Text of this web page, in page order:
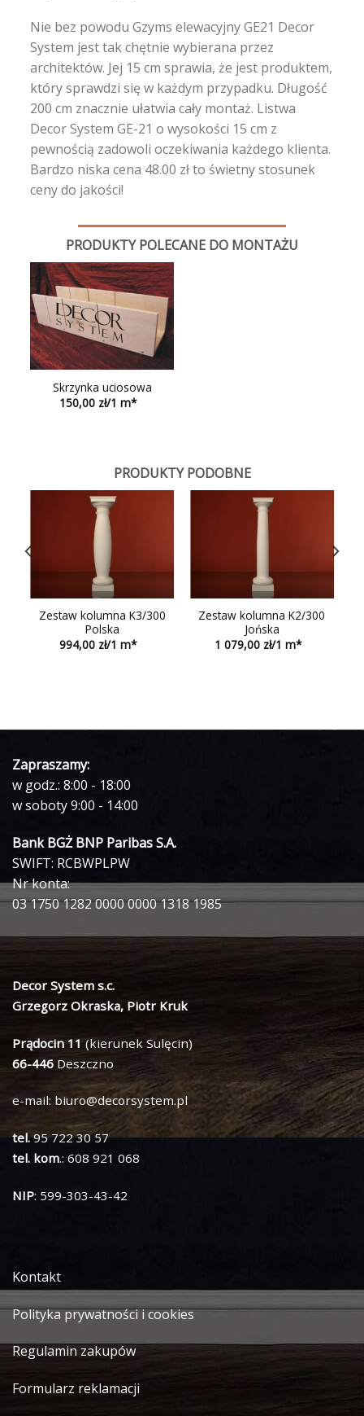
Nie bez powodu Gzyms elewacyjny GE21 Decor
System jest tak chętnie wybierana przez
architektów. Jej 15 cm sprawia, że jest produktem,
który sprawdzi się w każdym przypadku. Długość
200 cm znacznie ułatwia cały montaż. Listwa
Decor System GE-21 o wysokości 15 cm z
pewnością zadowoli oczekiwania każdego klienta.
Bardzo niska cena 48.00 zł to świetny stosunek
ceny do jakości!
PRODUKTY POLECANE DO MONTAŻU
Skrzynka uciosowa
150,00
PRODUKTY PODOBNE
Zestaw kolumna K3/300
Polska
994,00
Zestaw kolumna K2/300
Jońska
1 079,00
Zapraszamy:
w godz.: 8:00 - 18:00
w soboty 9:00 - 14:00
Bank BGŻ BNP Paribas S.A.
SWIFT: RCBWPLPW
Nr konta:
03 1750 1282 0000 0000 1318 1985
Decor System s.c.
Grzegorz Okraska, Piotr Kruk
Prądocin 11 (kierunek Sulęcin)
66-446 Deszczno
e-mail: biuro@decorsystem.pl
tel.95 722 30 57
tel. kom.: 608 921 068
NIP: 599-303-43-42
Kontakt
Polityka prywatności i cookies
Regulamin zakupów
Formularz reklamacji